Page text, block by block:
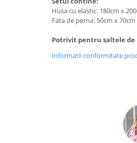
Husa cu elastic: 180cm x
Fata de perna: 50cm x
Potrivit pentru saltele de
Informatii conformitate